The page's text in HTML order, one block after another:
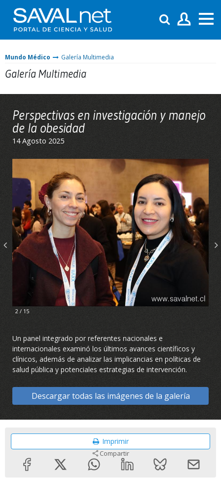
Mundo Médico Galería Multimedia
Galería Multimedia
Perspectivas en investigación y manejo
de la obesidad
14 Agosto 2025
2 / 15
Un panel integrado por referentes nacionales e
internacionales examinó los últimos avances científicos y
clínicos, además de analizar las implicancias en políticas de
salud pública y potenciales estrategias de intervención.
Descargar todas las imágenes de la galería
Imprimir
Compartir